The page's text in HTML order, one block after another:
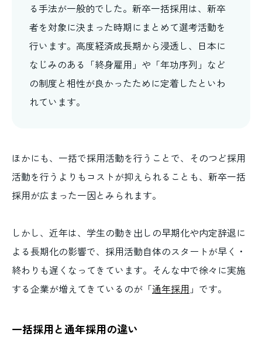
る手法が一般的でした。新卒一括採用は、新卒
者を対象に決まった時期にまとめて選考活動を
行います。高度経済成長期から浸透し、日本に
なじみのある「終身雇用」や「年功序列」など
の制度と相性が良かったために定着したといわ
れています。
ほかにも、一括で採用活動を行うことで、そのつど採用
活動を行うよりもコストが抑えられることも、新卒一括
採用が広まった一因とみられます。
しかし、近年は、学生の動き出しの早期化や内定辞退に
よる長期化の影響で、採用活動自体のスタートが早く・
終わりも遅くなってきています。そんな中で徐々に実施
する企業が増えてきているのが「通年採用 」です。
一括採用と通年採用の違い